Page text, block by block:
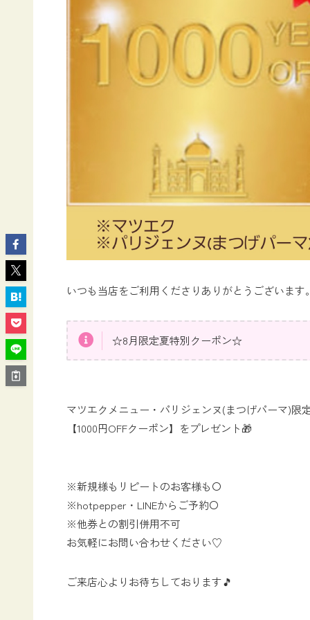
いつも当店をご利用くださりありがとうございます
☆8月限定夏特別クーポン☆
マツエクメニュー・パリジェンヌ(まつげパーマ)限
【1000円OFFクーポン】をプレゼント🎁
※新規様もリピートのお客様も〇
※hotpepper・LINEからご予約〇
※他券との割引併用不可
お気軽にお問い合わせください♡
ご来店心よりお待ちしております🎵